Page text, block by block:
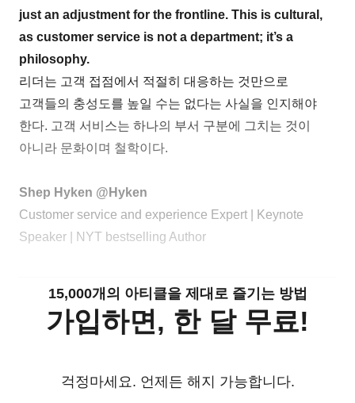
just an adjustment for the frontline. This is cultural,
as customer service is not a department; it’s a
philosophy.
리더는 고객 접점에서 적절히 대응하는 것만으로
고객들의 충성도를 높일 수는 없다는 사실을 인지해야
한다. 고객 서비스는 하나의 부서 구분에 그치는 것이
아니라 문화이며 철학이다.
Shep Hyken @Hyken
Customer service and experience Expert | Keynote
Speaker | NYT bestselling Author
15,000개의 아티클을 제대로 즐기는 방법
가입하면, 한 달 무료!
걱정마세요. 언제든 해지 가능합니다.